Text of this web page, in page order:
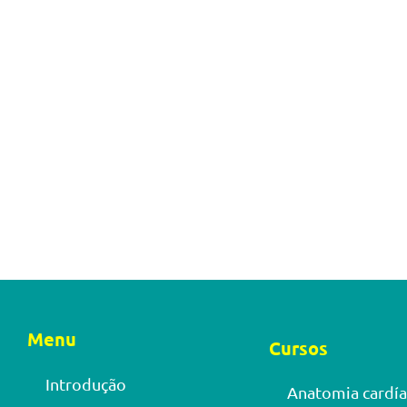
Menu
Introdução
Cursos
Anatomia